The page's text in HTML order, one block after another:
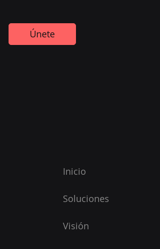
Únete
Inicio
Soluciones
Visión